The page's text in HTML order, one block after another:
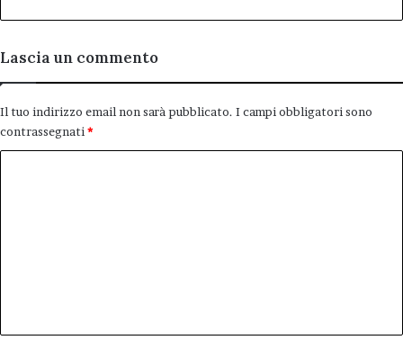
Lascia un commento
Il tuo indirizzo email non sarà pubblicato. I campi obbligatori sono
contrassegnati *